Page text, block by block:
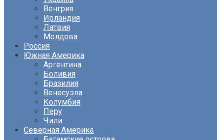
Венгрия
Ирландия
Латвия
Молдова
Россия
Южная Америка
Аргентина
Боливия
Бразилия
Венесуэла
Колумбия
Перу
Чили
Северная Америка